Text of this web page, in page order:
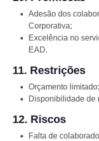
Adesão dos
Corporativa;
Excelência no
EAD.
11. Restrições
Orçamento limitado;
Disponibilidade de
12. Riscos
Falta de